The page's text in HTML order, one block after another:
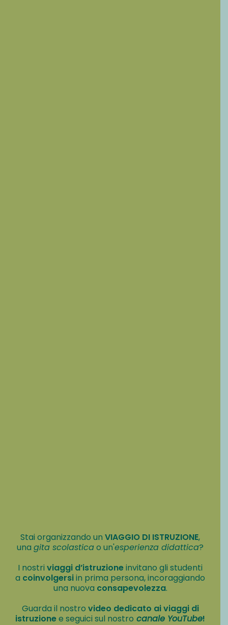
Stai organizzando un VIAGGIO DI ISTRUZIONE,
una gita scolasticao un'esperienza didattica?
I nostri viaggi d’istruzioneinvitano gli studenti
a coinvolgersiin prima persona, incoraggiando
una nuova consapevolezza.
Guarda il nostro video dedicato ai viaggi di
istruzionee seguici sul nostro canale YouTube!